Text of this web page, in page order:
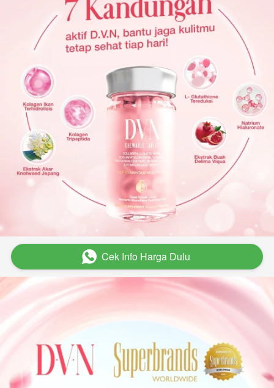
` Cek Info Harga Dulu